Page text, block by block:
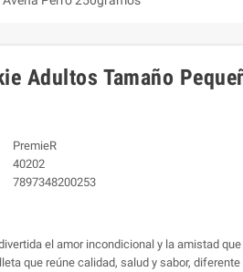
Adultos Tamaño
PremieR
40202
7897348200253
el amor incondicional y la amistad
que reúne calidad, salud y sabor,